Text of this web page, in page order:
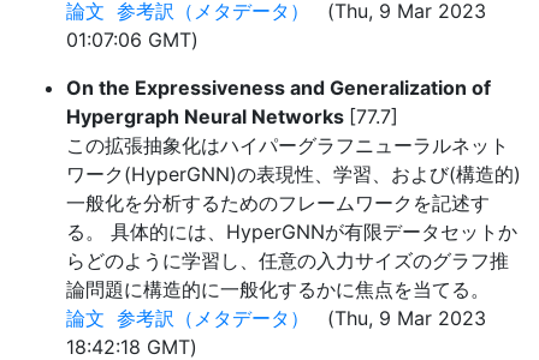
論文 参考訳（メタデータ）
(Thu, 9 Mar 2023
01:07:06 GMT)
On the Expressiveness and Generalization of
Hypergraph Neural Networks [77.7]
この拡張抽象化はハイパーグラフニューラルネット
ワーク(HyperGNN)の表現性、学習、および(構造的)
一般化を分析するためのフレームワークを記述す
る。 具体的には、HyperGNNが有限データセットか
らどのように学習し、任意の入力サイズのグラフ推
論問題に構造的に一般化するかに焦点を当てる。
論文 参考訳（メタデータ）
(Thu, 9 Mar 2023
18:42:18 GMT)